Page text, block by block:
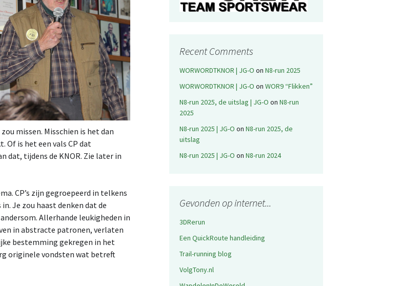
missen. Misschien is het dan
Of is het een vals CP dat
dat, tijdens de KNOR. Zie later in
CP’s zijn gegroepeerd in telkens
Je zou haast denken dat de
Allerhande leukigheden in
in abstracte patronen, verlaten
bestemming gekregen in het
originele vondsten wat betreft
Recent Comments
WORWORDTKNOR | JG-O on N8-run 2025
WORWORDTKNOR | JG-O on WOR9 “Flikken”
N8-run 2025, de uitslag | JG-O on N8-run
2025
N8-run 2025 | JG-O on N8-run 2025, de
uitslag
N8-run 2025 | JG-O on N8-run 2024
Gevonden op internet...
3DRerun
Een QuickRoute handleiding
Trail-running blog
VolgTony.nl